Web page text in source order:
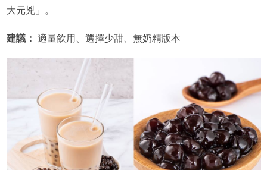
大元兇」。
建議： 適量飲用、選擇少甜、無奶精版本